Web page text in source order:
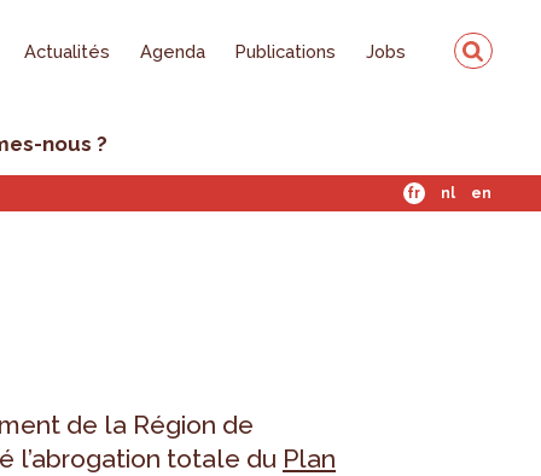
Actualités Agenda Publications Jobs
nous ?
fr nl en
de la Région de
l’abrogation totale du Plan